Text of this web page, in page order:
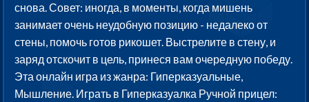
снова. Совет: иногда, в моменты, когда мишень
занимает очень неудобную позицию - недалеко от
стены, помочь готов рикошет. Выстрелите в стену, и
заряд отскочит в цель, принеся вам очередную победу.
Эта онлайн игра из жанра: Гиперказуальные,
Мышление. Играть в Гиперказуалка Ручной прицел: